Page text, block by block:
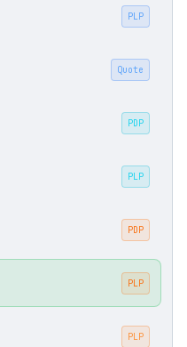
PLP
Quote
PDP
PLP
PDP
PLP
PLP